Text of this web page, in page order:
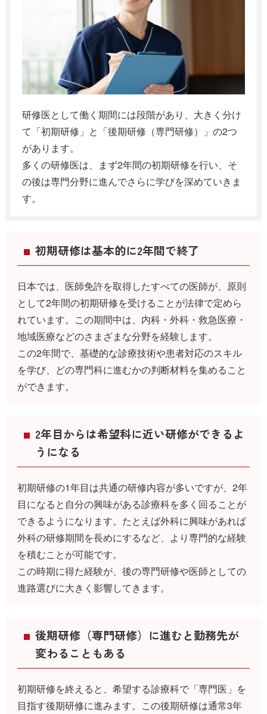
研修医として働く期間には段階があり、大きく分け
て「初期研修」と「後期研修（専門研修）」の2つ
があります。
多くの研修医は、まず2年間の初期研修を行い、そ
の後は専門分野に進んでさらに学びを深めていきま
す。
初期研修は基本的に2年間で終了
日本では、医師免許を取得したすべての医師が、原則
として2年間の初期研修を受けることが法律で定めら
れています。この期間中は、内科・外科・救急医療・
地域医療などのさまざまな分野を経験します。
この2年間で、基礎的な診療技術や患者対応のスキル
を学び、どの専門科に進むかの判断材料を集めること
ができます。
2年目からは希望科に近い研修ができるよ
うになる
初期研修の1年目は共通の研修内容が多いですが、2年
目になると自分の興味がある診療科を多く回ることが
できるようになります。たとえば外科に興味があれば
外科の研修期間を長めにするなど、より専門的な経験
を積むことが可能です。
この時期に得た経験が、後の専門研修や医師としての
進路選びに大きく影響してきます。
後期研修（専門研修）に進むと勤務先が
変わることもある
初期研修を終えると、希望する診療科で「専門医」を
目指す後期研修に進みます。この後期研修は通常3年